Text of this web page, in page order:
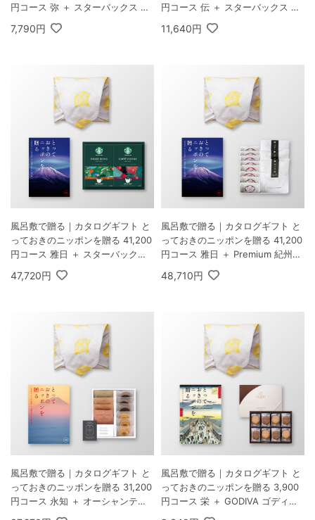
円コース 弥 ＋ スターバックス オ
リガミ パーソナルドリップ コーヒ
ーギフトB
7,790円
円コース 伝 ＋ スターバックス オ
リガミ パーソナルドリップ コーヒ
ーギフトA
11,640円
風呂敷で贈る｜カタログギフト と
っておきのニッポンを贈る 41,200
円コース 雅日 ＋ スターバックス
オリガミ パーソナルドリップ コー
ヒーギフトB
47,720円
風呂敷で贈る｜カタログギフト と
っておきのニッポンを贈る 41,200
円コース 雅日 ＋ Premium 紀州南
高梅＆日本茶セットF
48,710円
風呂敷で贈る｜カタログギフト と
っておきのニッポンを贈る 31,200
円コース 永知 ＋ オーシャンテー
ル Speciality Coffee＆バームセッ
風呂敷で贈る｜カタログギフト と
っておきのニッポンを贈る 3,900
円コース 栄 ＋ GODIVA ゴディバ
ラングドシャクッキーアソートメ